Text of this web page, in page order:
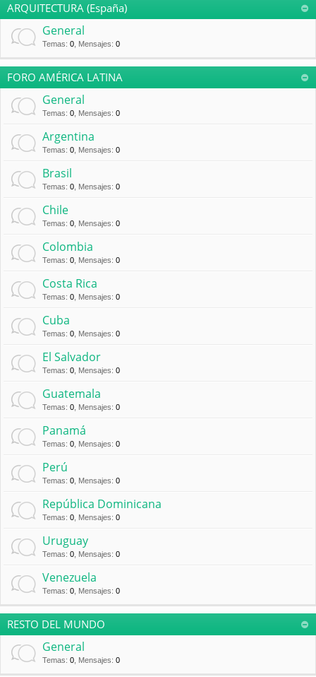
ARQUITECTURA (España)
General
Temas: 0 Mensajes: 0
FORO AMÉRICA LATINA
General
Temas: 0 Mensajes: 0
Argentina
Temas: 0 Mensajes: 0
Brasil
Temas: 0 Mensajes: 0
Chile
Temas: 0 Mensajes: 0
Colombia
Temas: 0 Mensajes: 0
Costa Rica
Temas: 0 Mensajes: 0
Cuba
Temas: 0 Mensajes: 0
El Salvador
Temas: 0 Mensajes: 0
Guatemala
Temas: 0 Mensajes: 0
Panamá
Temas: 0 Mensajes: 0
Perú
Temas: 0 Mensajes: 0
República Dominicana
Temas: 0 Mensajes: 0
Uruguay
Temas: 0 Mensajes: 0
Venezuela
Temas: 0 Mensajes: 0
RESTO DEL MUNDO
General
Temas: 0 Mensajes: 0